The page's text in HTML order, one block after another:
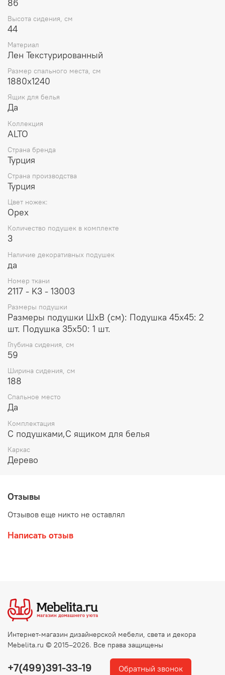
86
Высота сидения, см
44
Материал
Лен Текстурированный
Размер спального места, см
1880x1240
Ящик для белья
Да
Коллекция
ALTO
Страна бренда
Турция
Страна производства
Турция
Цвет ножек:
Орех
Количество подушек в комплекте
3
Наличие декоративных подушек
да
Номер ткани
2117 - K3 - 13003
Размеры подушки
Размеры подушки ШхВ (см): Подушка 45x45: 2
шт. Подушка 35x50: 1 шт.
Глубина сидения, см
59
Ширина сидения, см
188
Спальное место
Да
Комплектация
С подушками,С ящиком для белья
Каркас
Дерево
Отзывы
Отзывов еще никто не оставлял
Написать отзыв
+7(499)391-33-19 Обратный звонок
Интернет-магазин дизайнерской мебели, света и декора
Mebelita.ru © 2015–2026. Все права защищены